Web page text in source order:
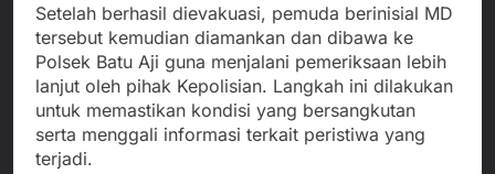
Setelah berhasil dievakuasi, pemuda berinisial MD
tersebut kemudian diamankan dan dibawa ke
Polsek Batu Aji guna menjalani pemeriksaan lebih
lanjut oleh pihak Kepolisian. Langkah ini dilakukan
untuk memastikan kondisi yang bersangkutan
serta menggali informasi terkait peristiwa yang
terjadi.